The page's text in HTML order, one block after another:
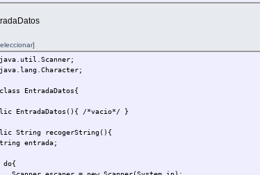
<CantanteFamoso > it = lista.iterator();
){
= it.next();
EntradaDatos{
EntradaDatos(){ /*vacio*/ }
String recogerString(){
entrada;